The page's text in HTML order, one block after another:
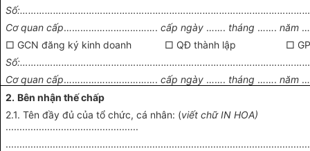
Cơ quan cấp…………………………….cấp ngày ……. tháng …….năm
□ GCN đăng ký kinh doanh □ QĐ thành lập □ GP
Cơ quan cấp…………………………….cấp ngày ……. tháng …….năm
2. Bên nhận thế chấp
2.1. Tên đầy đủ của tổ chức, cá nhân: (viết chữ IN HOA)
................................................